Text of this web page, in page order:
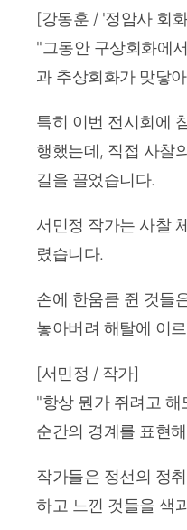
[강동훈 / '정암사 회
"그동안 구상회화에
과 추상회화가 맞닿
특히 이번 전시회에
행했는데, 직접 사찰
길을 끌었습니다.
서민정 작가는 사찰
렸습니다.
손에 한움큼 쥔 것들
놓아버려 해탈에 이
[서민정 / 작가]
"항상 뭔가 쥐려고
순간의 경계를 표현
작가들은 정선의 정
하고 느낀 것들을 색